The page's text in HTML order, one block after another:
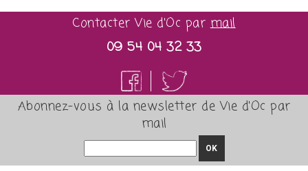
Contacter Vie d'Oc parmail
09 54 04 32 33
Abonnez-vous à la newsletter de Vie d'Oc par
mail
OK